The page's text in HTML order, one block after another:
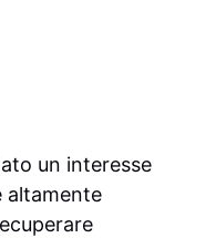
un interesse
altamente